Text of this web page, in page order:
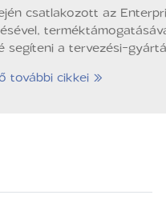
csatlakozott az
segíteni a tervezési-
további cikkei »